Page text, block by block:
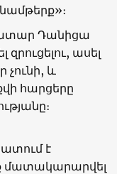
Դանիցա
ասել
չունի, և
հարցերը
է
մատակարարվել